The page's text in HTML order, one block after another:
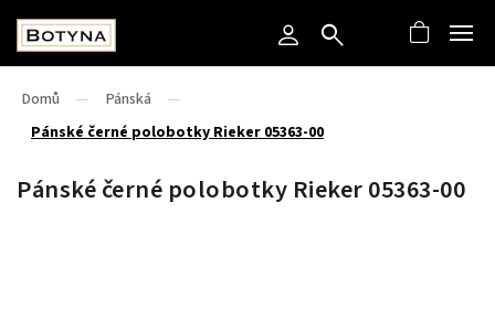
Domů / Pánská
/
Pánské černé polobotky Rieker 05363-00
Pánské černé polobotky Rieker 05363-00